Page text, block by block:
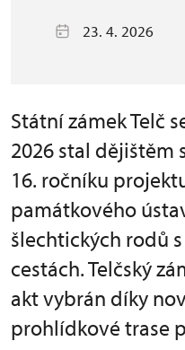
23. 4. 2026
Státní zámek Telč
2026 stal dějištěm
16. ročníku
památkového
šlechtických rodů
cestách. Telčský
akt vybrán díky
prohlídkové trase